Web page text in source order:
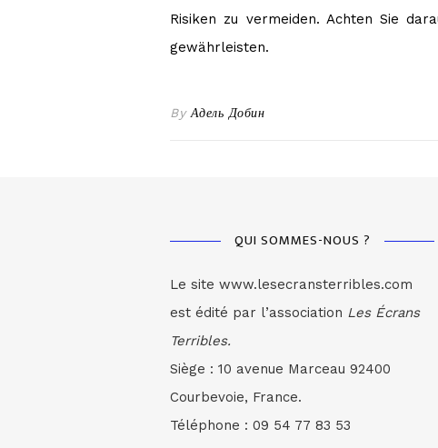
Risiken zu vermeiden. Achten Sie
gewährleisten.
By Адель Добин
QUI SOMMES-NOUS ?
Le site www.lesecransterribles.com
est édité par l’association Les Écrans
Terribles.
Siège : 10 avenue Marceau 92400
Courbevoie, France.
Téléphone : 09 54 77 83 53